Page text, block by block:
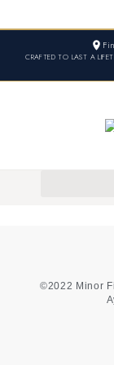
CRAFTED TO LAST A
©2022 Minor